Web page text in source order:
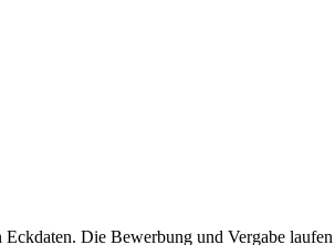
Die Bewerbung und Vergabe